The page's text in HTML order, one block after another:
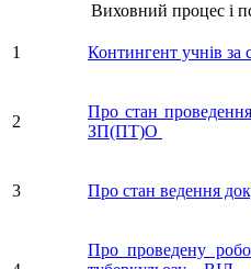
Виховний процес і
1 Контингент учнів
2
Про стан
ЗП(ПТ)О
3 Про стан ведення
Про проведену